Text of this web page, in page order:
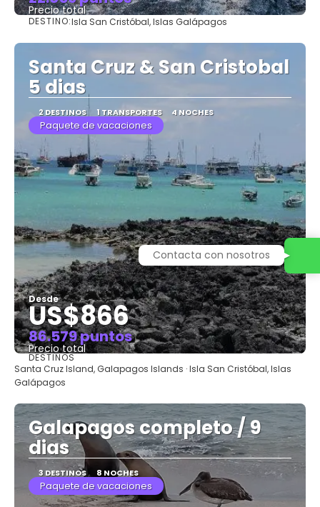
Precio total
Ver
DESTINO:Isla San Cristóbal, Islas Galápagos
Santa Cruz & San Cristobal
5 dias
2 DESTINOS 1 TRANSPORTES 4 NOCHES
Paquete de vacaciones
Desde
US$866
86.579 puntos
Precio total
Ver
DESTINOS
Santa Cruz Island, Galapagos Islands · Isla San Cristóbal, Islas
Galápagos
Galapagos completo / 9
dias
3 DESTINOS 8 NOCHES
Paquete de vacaciones
Contacta con nosotros